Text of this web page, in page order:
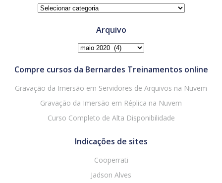
Categorias
Arquivo
Arquivo
Compre cursos da Bernardes Treinamentos online
Gravação da Imersão em Servidores de Arquivos na Nuvem
Gravação da Imersão em Réplica na Nuvem
Curso Completo de Alta Disponibilidade
Indicações de sites
Cooperrati
Jadson Alves